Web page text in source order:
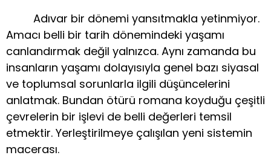
Adıvar bir dönemi yansıtmakla yetinmiyor.
Amacı belli bir tarih dönemindeki yaşamı
canlandırmak değil yalnızca. Aynı zamanda bu
insanların yaşamı dolayısıyla genel bazı siyasal
ve toplumsal sorunlarla ilgili düşüncelerini
anlatmak. Bundan ötürü romana koyduğu çeşitli
çevrelerin bir işlevi de belli değerleri temsil
etmektir. Yerleştirilmeye çalışılan yeni sistemin
macerası.